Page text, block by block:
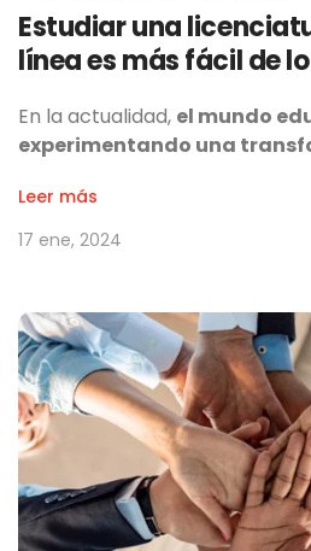
Estudiar una
línea es más fácil de
En la actualidad, el mundo
experimentando una
Leer más
17 ene, 2024